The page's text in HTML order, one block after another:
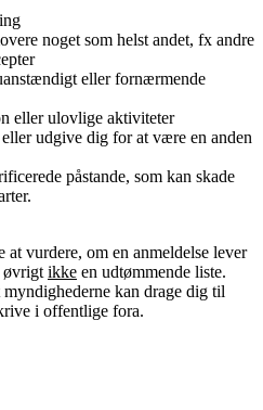
noget som helst andet, fx andre
eller fornærmende
eller ulovlige aktiviteter
udgive dig for at være en anden
påstande, som kan skade
vurdere, om en anmeldelse lever
øvrigt ikke en udtømmende liste.
kan drage dig til
i offentlige fora.